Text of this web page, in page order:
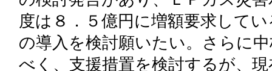
度は８．５億円に増額要求して
の導入を検討願いたい。さらに
べく、支援措置を検討するが、